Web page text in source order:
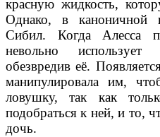
красную жидкость,
Однако, в каноничной
Сибил. Когда Алесса
невольно
обезвредив её.
манипулировала им,
ловушку, так как
подобраться к ней, и то,
дочь.